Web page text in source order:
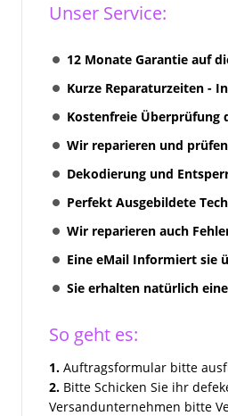
Unser Service:
12 Monate Garantie auf
Kurze Reparaturzeiten -
Kostenfreie Überprüfung
Wir reparieren und
Dekodierung und
Perfekt Ausgebildete
Wir reparieren auch
Eine eMail Informiert sie
Sie erhalten natürlich
So geht es:
1. Auftragsformular bitte
2. Bitte Schicken Sie ihr
Versandunternehmen bitte